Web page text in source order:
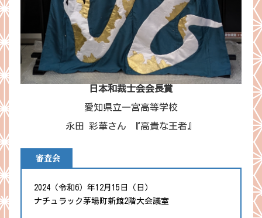
日本和裁士会会長賞
愛知県立一宮高等学校
永田 彩華さん 『高貴な王者』
審査会
2024（令和6）年12月15日（日）
ナチュラック茅場町新館2階大会議室